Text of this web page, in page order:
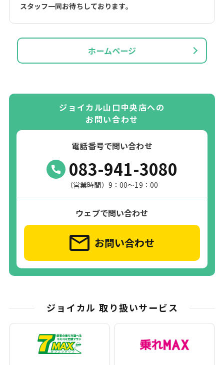
ホームページ
スタッフ一同お待ちしております。
ジョイカル山口中央店への
お問い合わせ
電話番号で問い合わせ
083-941-3080
（営業時間）9：00～19：00
ウェブで問い合わせ
お問い合わせ
ジョイカル 取り扱いサービス